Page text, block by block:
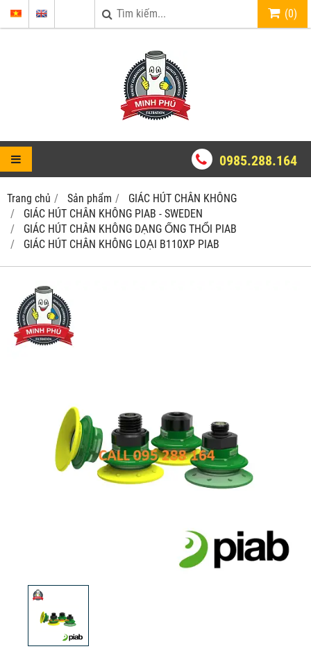
(0)
0985.288.164
Trang chủ Sản phẩm
GIÁC HÚT CHÂN KHÔNG
GIÁC HÚT CHÂN KHÔNG PIAB - SWEDEN
GIÁC HÚT CHÂN KHÔNG DẠNG ỐNG THỔI PIAB
GIÁC HÚT CHÂN KHÔNG LOẠI B110XP PIAB